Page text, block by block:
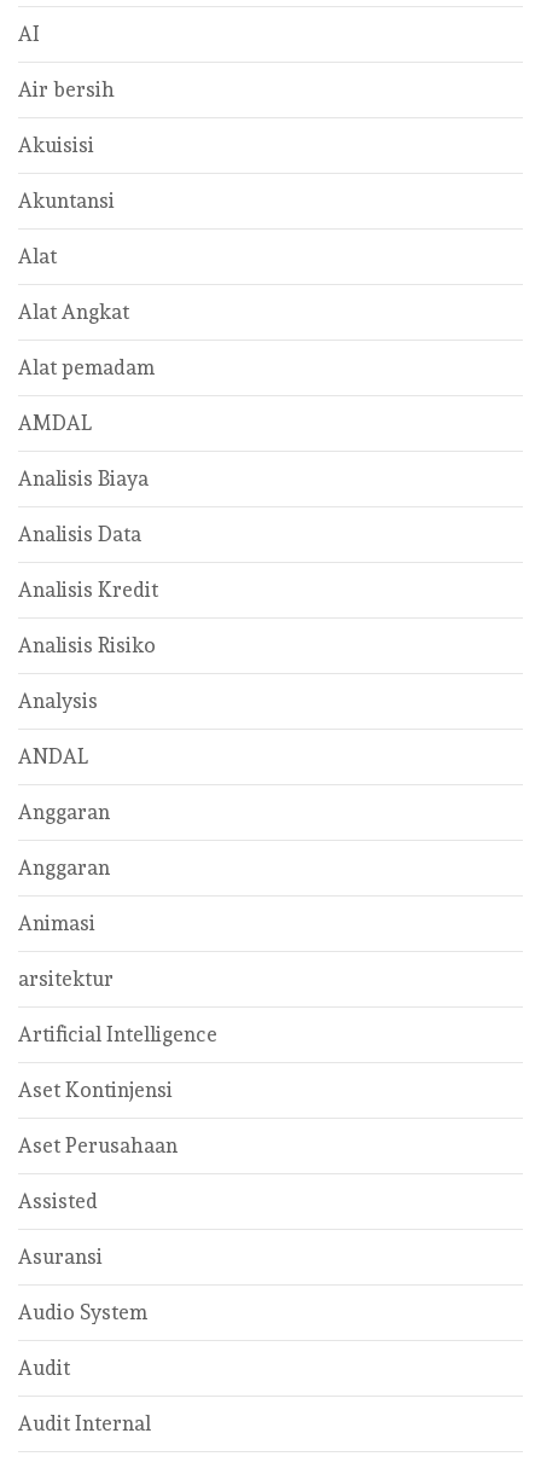
AI
Air bersih
Akuisisi
Akuntansi
Alat
Alat Angkat
Alat pemadam
AMDAL
Analisis Biaya
Analisis Data
Analisis Kredit
Analisis Risiko
Analysis
ANDAL
Anggaran
Anggaran
Animasi
arsitektur
Artificial Intelligence
Aset Kontinjensi
Aset Perusahaan
Assisted
Asuransi
Audio System
Audit
Audit Internal